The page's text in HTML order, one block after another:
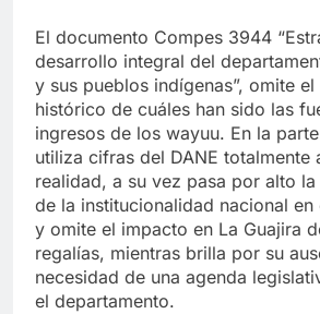
El documento Compes 3944
desarrollo integral del
y sus pueblos indígenas”, omite
histórico de cuáles han sido las
ingresos de los wayuu. En la
utiliza cifras del DANE totalmente
realidad, a su vez pasa por alto
de la institucionalidad nacional en
y omite el impacto en La Guajira
regalías, mientras brilla por su
necesidad de una agenda
el departamento.